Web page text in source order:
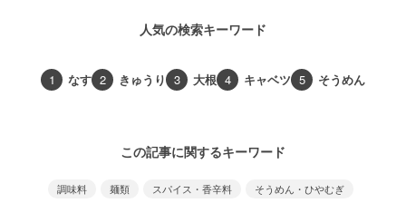
人気の検索キーワード
1 なす 2 きゅうり 3 大根 4 キャベツ 5 そうめん
この記事に関するキーワード
調味料 麺類 スパイス・香辛料
そうめん・ひやむぎ